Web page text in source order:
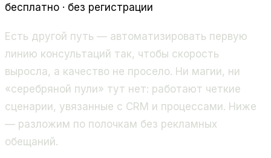
бесплатно · без регистрации
Есть другой путь — автоматизировать первую
линию консультаций так, чтобы скорость
выросла, а качество не просело. Ни магии, ни
«серебряной пули» тут нет: работают четкие
сценарии, увязанные с CRM и процессами. Ниже
— разложим по полочкам без рекламных
обещаний.